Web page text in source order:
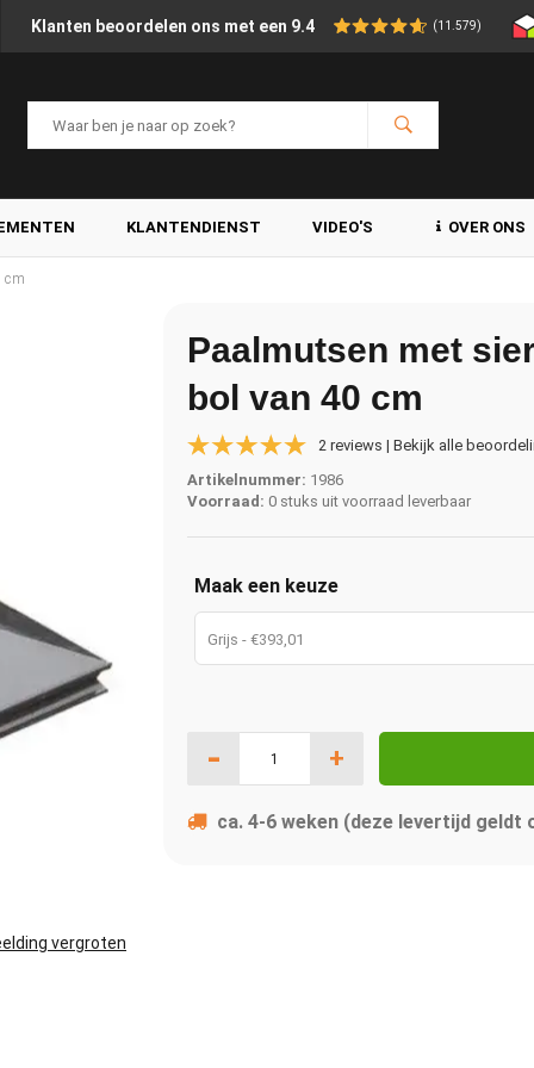
Klanten beoordelen ons met een 9.4 (11.579)
KLANTENDIENST VIDEO'S OVER ONS
cm
vergroten
Paalmutsen met
bol van 40 cm
2 reviews | Bekijk alle
Artikelnummer: 1986
Voorraad: 0 stuks uit voorraad leverbaar
Maak een keuze
Grijs - €393,01
- +
ca. 4-6 weken (deze levertijd geldt